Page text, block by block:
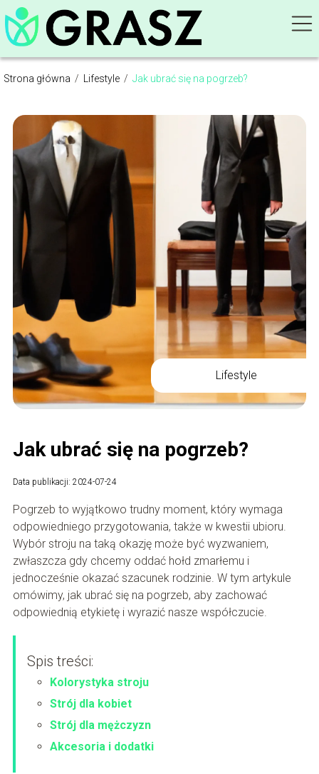
Strona główna / Lifestyle / Jak ubrać się na pogrzeb?
Lifestyle
Jak ubrać się na pogrzeb?
Data publikacji: 2024-07-24
Pogrzeb to wyjątkowo trudny moment, który wymaga
odpowiedniego przygotowania, także w kwestii ubioru.
Wybór stroju na taką okazję może być wyzwaniem,
zwłaszcza gdy chcemy oddać hołd zmarłemu i
jednocześnie okazać szacunek rodzinie. W tym artykule
omówimy, jak ubrać się na pogrzeb, aby zachować
odpowiednią etykietę i wyrazić nasze współczucie.
Spis treści:
Kolorystyka stroju
Strój dla kobiet
Strój dla mężczyzn
Akcesoria i dodatki